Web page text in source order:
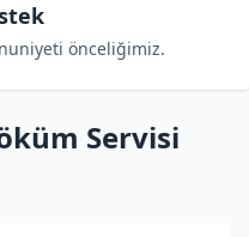
önceliğimiz.
Servisi